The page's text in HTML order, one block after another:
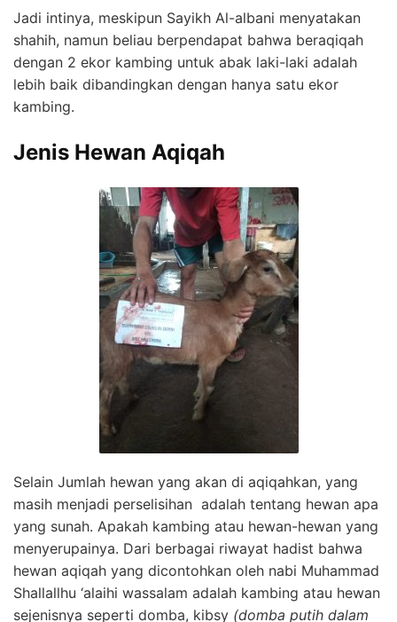
Jadi intinya, meskipun Sayikh Al-albani menyatakan
shahih, namun beliau berpendapat bahwa beraqiqah
dengan 2 ekor kambing untuk abak laki-laki adalah
lebih baik dibandingkan dengan hanya satu ekor
kambing.
Jenis Hewan Aqiqah
Selain Jumlah hewan yang akan di aqiqahkan, yang
masih menjadi perselisihan adalah tentang hewan apa
yang sunah. Apakah kambing atau hewan-hewan yang
menyerupainya. Dari berbagai riwayat hadist bahwa
hewan aqiqah yang dicontohkan oleh nabi Muhammad
Shallallhu ‘alaihi wassalam adalah kambing atau hewan
sejenisnya seperti domba, kibsy (domba putih dalam